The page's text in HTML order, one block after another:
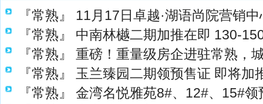
『常熟』
11月17日卓越·湖语尚院营销
『常熟』
中南林樾二期加推在即 130-
『常熟』
重磅！重量级房企进驻常熟，
『常熟』
玉兰臻园二期领预售证 即将加
『常熟』
金湾名悦雅苑8#、12#、15#领